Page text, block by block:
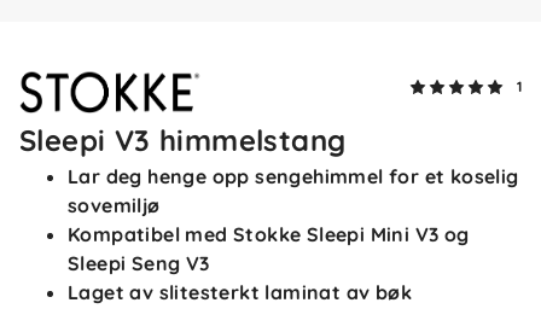
1
Sleepi V3 himmelstang
Lar deg henge opp sengehimmel for et koselig
sovemiljø
Kompatibel med Stokke Sleepi Mini V3 og
Sleepi Seng V3
Laget av slitesterkt laminat av bøk